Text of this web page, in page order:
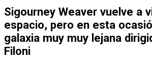
Sigourney Weaver vuelve a
espacio, pero en esta
galaxia muy muy lejana
Filoni